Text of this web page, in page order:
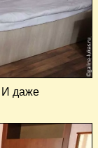
И даже